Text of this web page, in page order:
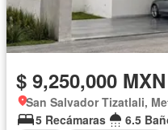
$ 9,250,000 MXN
San Salvador Tizatlali,
5 Recámaras
6.5